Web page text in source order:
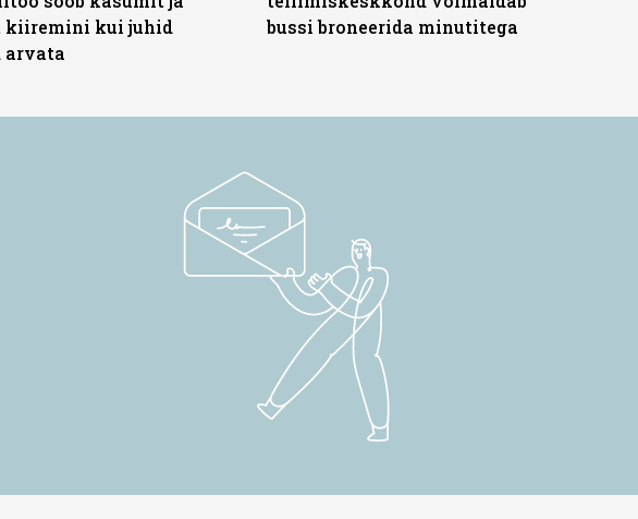
kiiremini kui juhid
arvata
bussi broneerida minutitega